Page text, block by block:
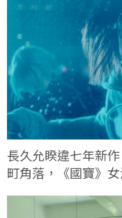
長久允睽違七年新
町角落，《國寶》